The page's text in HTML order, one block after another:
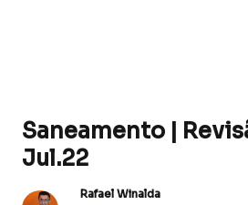
Saneamento |
Jul.22
Rafael Winalda